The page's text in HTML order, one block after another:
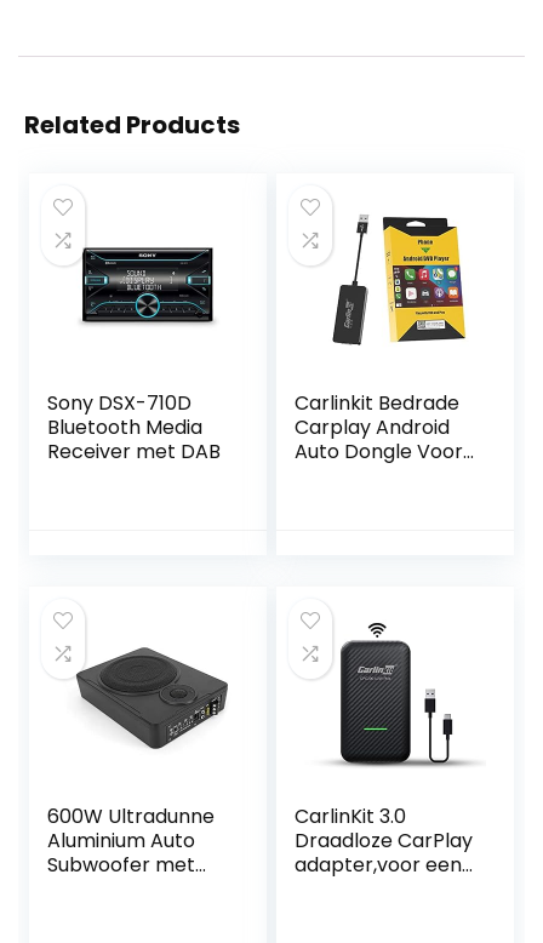
Related Products
Sony DSX-710D
Bluetooth Media
Receiver met DAB
Carlinkit Bedrade
Carplay Android
Auto Dongle Voor
4.7/Online
Upgrade, Zwart
600W Ultradunne
Aluminium Auto
Subwoofer met
CarlinKit 3.0
Draadloze CarPlay
adapter,voor een